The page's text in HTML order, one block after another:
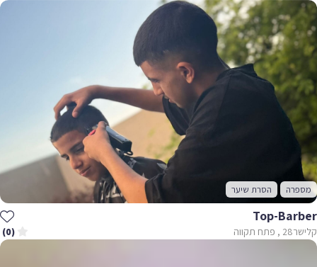
מספרה הסרת שיער
Top-Barber
קלישר‬‎ 28, פתח תקווה (0)